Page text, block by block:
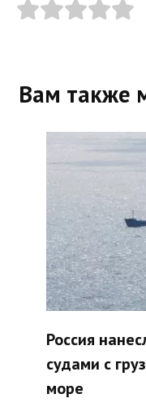
Вам также
Россия
судами с
море